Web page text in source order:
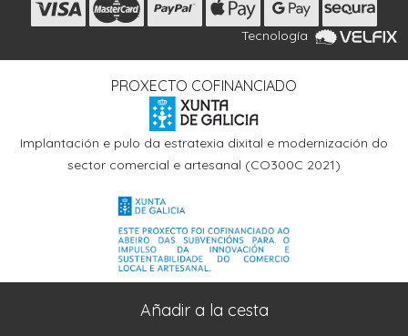
Tecnología
PROXECTO COFINANCIADO
Implantación e pulo da estratexia dixital e modernización do
sector comercial e artesanal (CO300C 2021)